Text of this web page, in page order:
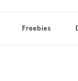
Freebies